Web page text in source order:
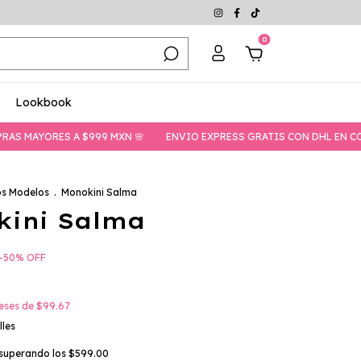
0
Lookbook
A $999 MXN 🌸 ENVIO EXPRESS GRATIS CON DHL EN COMPRAS
Modelos . Monokini Salma
Salma
-50% OFF
de $99.67
los $599.00